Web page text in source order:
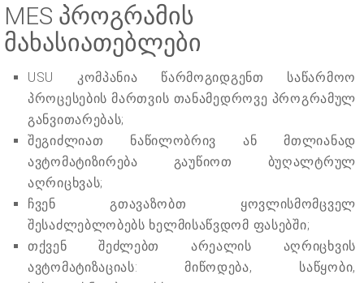
MES პროგრამის
მახასიათებლები
USU კომპანია წარმოგიდგენთ საწარმოო
პროცესების მართვის თანამედროვე პროგრამულ
განვითარებას;
შეგიძლიათ ნაწილობრივ ან მთლიანად
ავტომატიზირება გაუწიოთ ბუღალტრულ
აღრიცხვას;
ჩვენ გთავაზობთ ყოვლისმომცველ
შესაძლებლობებს ხელმისაწვდომ ფასებში;
თქვენ შეძლებთ არეალის აღრიცხვის
ავტომატიზაციას: მიწოდება, საწყობი,